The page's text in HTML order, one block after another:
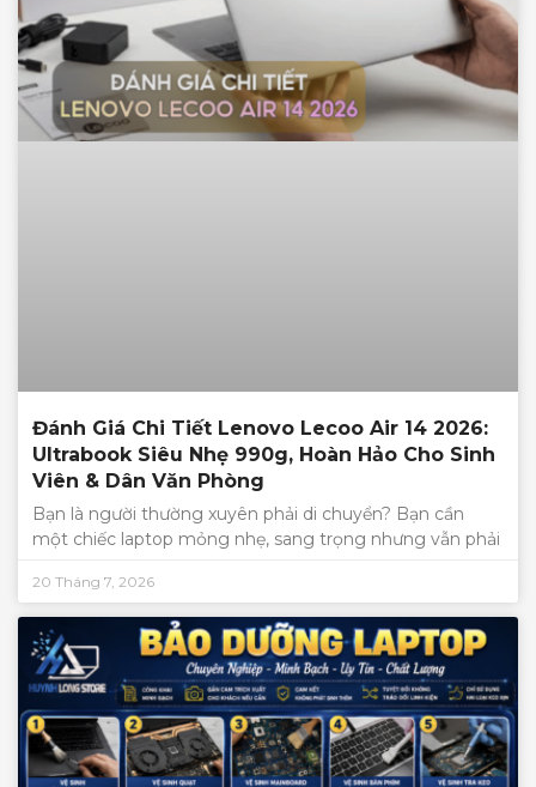
Đánh Giá Chi Tiết Lenovo Lecoo Air 14 2026:
Ultrabook Siêu Nhẹ 990g, Hoàn Hảo Cho Sinh
Viên & Dân Văn Phòng
Bạn là người thường xuyên phải di chuyển? Bạn cần
một chiếc laptop mỏng nhẹ, sang trọng nhưng vẫn phải
20 Tháng 7, 2026